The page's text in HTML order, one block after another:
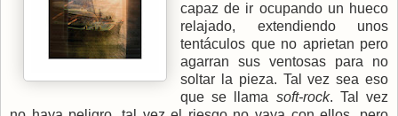
capaz de ir ocupando un hueco
relajado, extendiendo unos
tentáculos que no aprietan pero
agarran sus ventosas para no
soltar la pieza. Tal vez sea eso
que se llama soft-rock. Tal vez